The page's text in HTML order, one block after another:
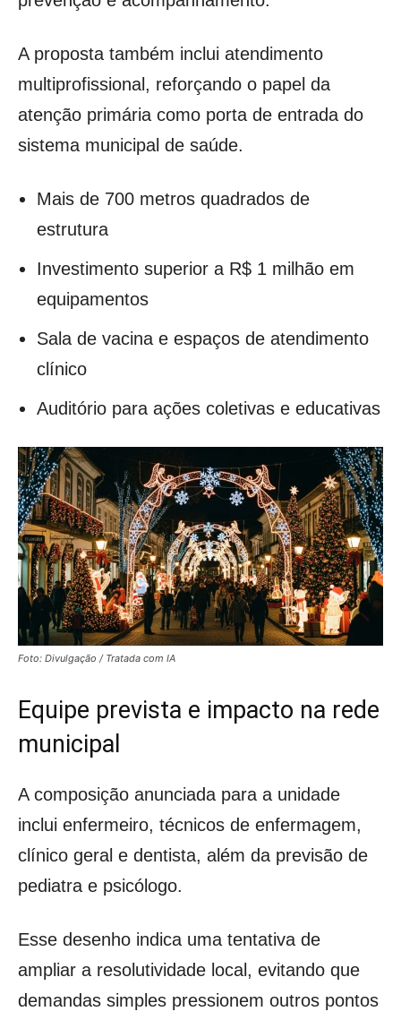
A proposta também inclui atendimento
multiprofissional, reforçando o papel da
atenção primária como porta de entrada do
sistema municipal de saúde.
Mais de 700 metros quadrados de
estrutura
Investimento superior a R$ 1 milhão em
equipamentos
Sala de vacina e espaços de atendimento
clínico
Auditório para ações coletivas e educativas
Foto: Divulgação / Tratada com IA
Equipe prevista e impacto na rede
municipal
A composição anunciada para a unidade
inclui enfermeiro, técnicos de enfermagem,
clínico geral e dentista, além da previsão de
pediatra e psicólogo.
Esse desenho indica uma tentativa de
ampliar a resolutividade local, evitando que
demandas simples pressionem outros pontos